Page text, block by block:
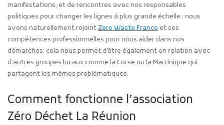
manifestations, et de rencontres avec nos responsables
politiques pour changer les lignes à plus grande échelle ; nous
avons naturellement rejoint Zero Waste France et ses
compétences professionnelles pour nous aider dans nos
démarches; cela nous permet d’être également en relation avec
d’autres groupes locaux comme la Corse ou la Martinique qui
partagent les mêmes problématiques.
Comment fonctionne l’association
Zéro Déchet La Réunion